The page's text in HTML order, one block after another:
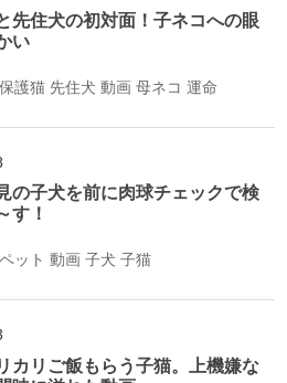
先住犬の初対面！子ネコへの眼
い
保護猫 先住犬 動画 母ネコ 運命
の子犬を前に肉球チェックで検
す！
ペット 動画 子犬 子猫
カリご飯もらう子猫。上機嫌な